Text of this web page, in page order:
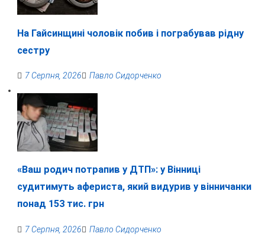
На Гайсинщині чоловік побив і пограбував рідну
сестру
7 Серпня, 2026 Павло Сидорченко
«Ваш родич потрапив у ДТП»: у Вінниці
судитимуть афериста, який видурив у вінничанки
понад 153 тис. грн
7 Серпня, 2026 Павло Сидорченко